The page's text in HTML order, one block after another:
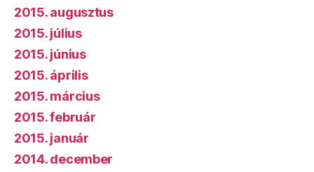
2015. augusztus
2015. július
2015. június
2015. április
2015. március
2015. február
2015. január
2014. december